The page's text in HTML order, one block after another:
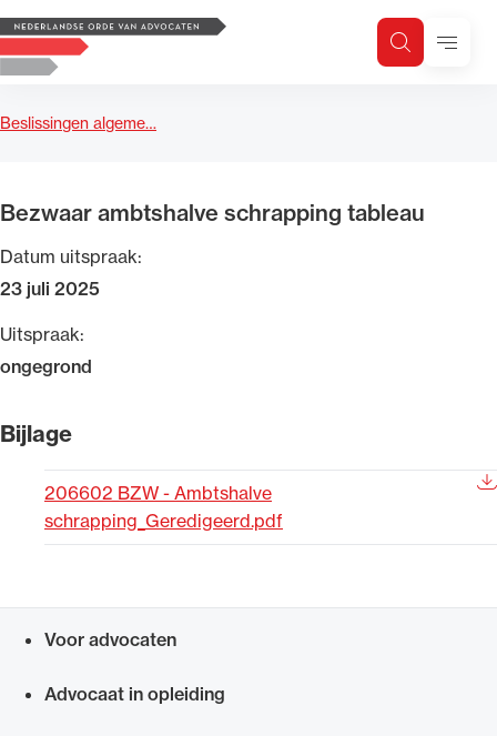
Logo, to the homepage
ZoekenMenu
Beslissingen algeme…
Bezwaar ambtshalve schrapping tableau
Datum uitspraak:
23 juli 2025
Uitspraak:
ongegrond
Bijlage
206602 BZW - Ambtshalve
schrapping_Geredigeerd.pdf
Voor advocaten
Advocaat in opleiding
Zoeken
Zoek op trefwoord
Uitgelicht